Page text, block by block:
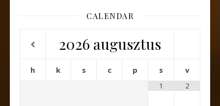
CALENDAR
2026 augusztus
h k s c p s
v
1
2